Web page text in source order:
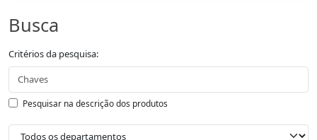
Busca
Critérios da pesquisa:
Pesquisar na descrição dos produtos